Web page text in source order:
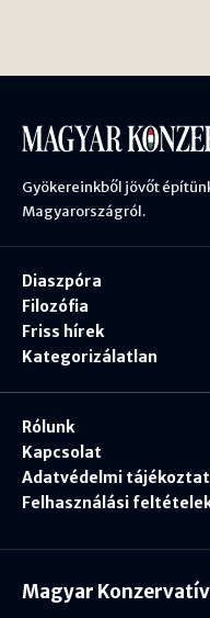
Gyökereinkből jövőt
Magyarországról.
Diaszpóra
Filozófia
Friss hírek
Kategorizálatlan
Rólunk
Kapcsolat
Adatvédelmi
Felhasználási
Magyar Konzervatív